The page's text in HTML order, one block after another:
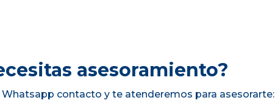
asesoramiento?
contacto y te atenderemos para asesorarte: